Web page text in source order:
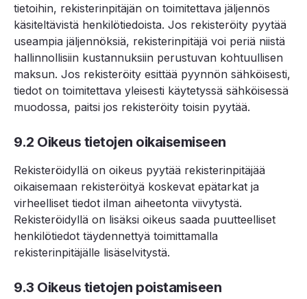
tietoihin, rekisterinpitäjän on toimitettava jäljennös
käsiteltävistä henkilötiedoista. Jos rekisteröity pyytää
useampia jäljennöksiä, rekisterinpitäjä voi periä niistä
hallinnollisiin kustannuksiin perustuvan kohtuullisen
maksun. Jos rekisteröity esittää pyynnön sähköisesti,
tiedot on toimitettava yleisesti käytetyssä sähköisessä
muodossa, paitsi jos rekisteröity toisin pyytää.
9.2 Oikeus tietojen oikaisemiseen
Rekisteröidyllä on oikeus pyytää rekisterinpitäjää
oikaisemaan rekisteröityä koskevat epätarkat ja
virheelliset tiedot ilman aiheetonta viivytystä.
Rekisteröidyllä on lisäksi oikeus saada puutteelliset
henkilötiedot täydennettyä toimittamalla
rekisterinpitäjälle lisäselvitystä.
9.3 Oikeus tietojen poistamiseen